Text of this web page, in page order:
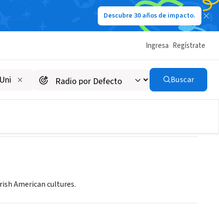
Descubre 30 años de impacto.
Ingresa Regístrate
Buscar
American cultures.